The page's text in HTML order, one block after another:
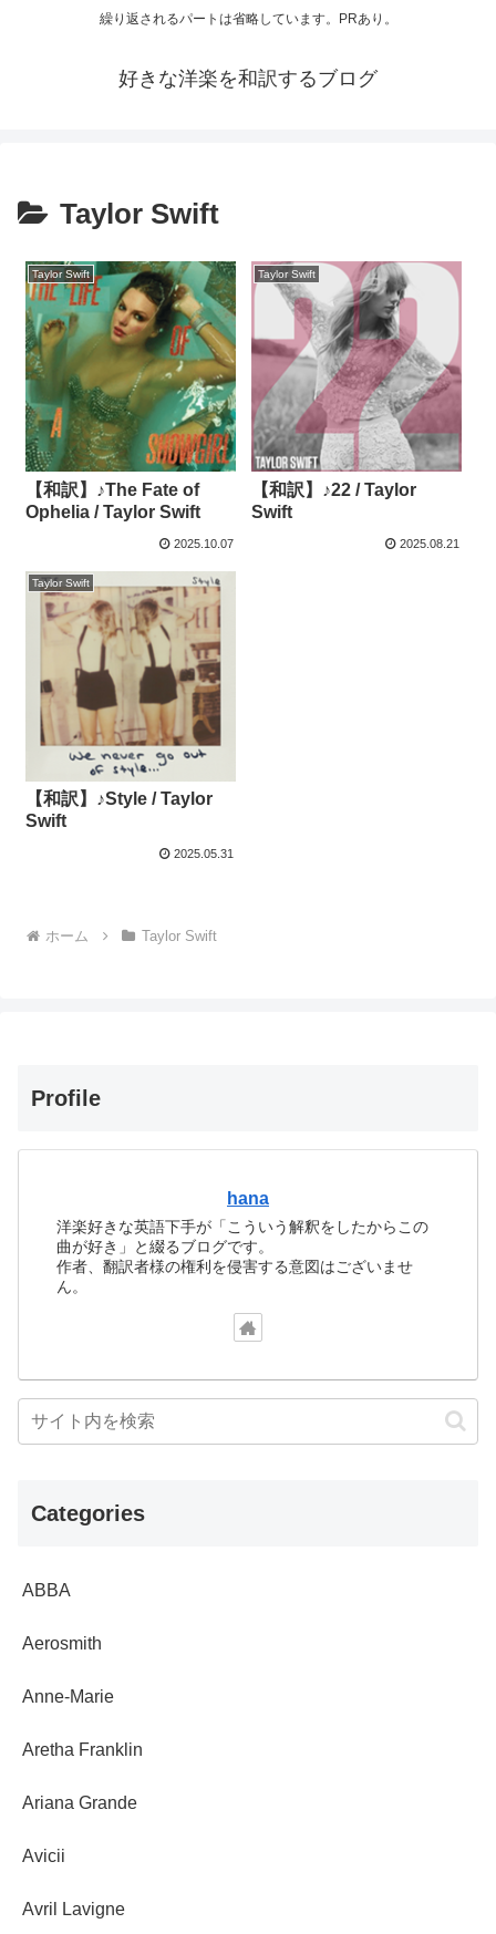
繰り返されるパートは省略しています。PRあり。
好きな洋楽を和訳するブログ
Taylor Swift
Taylor Swift
【和訳】♪The Fate of
Ophelia / Taylor Swift
2025.10.07
Taylor Swift
【和訳】♪22 / Taylor
Swift
2025.08.21
Taylor Swift
【和訳】♪Style / Taylor
Swift
2025.05.31
ホーム Taylor Swift
Profile
hana
洋楽好きな英語下手が「こういう解釈をしたからこの
曲が好き」と綴るブログです。
作者、翻訳者様の権利を侵害する意図はございませ
ん。
Categories
ABBA
Aerosmith
Anne-Marie
Aretha Franklin
Ariana Grande
Avicii
Avril Lavigne